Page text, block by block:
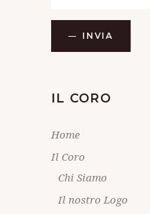
INVIA
IL CORO
Home
Il Coro
Chi Siamo
Il nostro Logo